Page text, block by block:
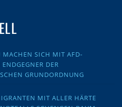
MACHEN SICH MIT AFD-
DER
GRUNDORDNUNG
MIT ALLER HÄRTE